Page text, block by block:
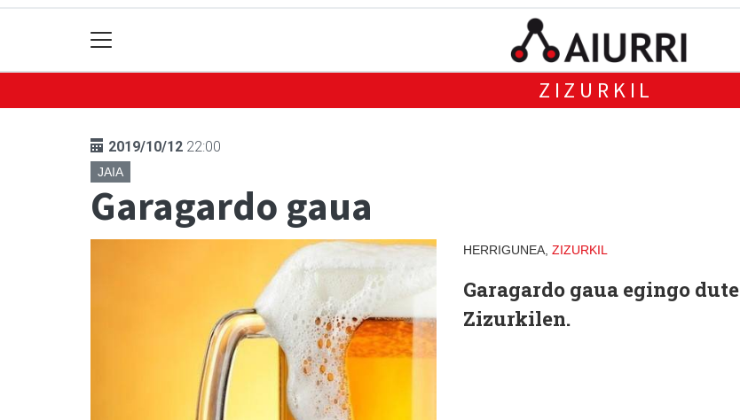
ZIZURKIL
2019/10/12 22:00
JAIA
Garagardo gaua
HERRIGUNEA, ZIZURKIL
Garagardo gaua egingo dute
Zizurkilen.